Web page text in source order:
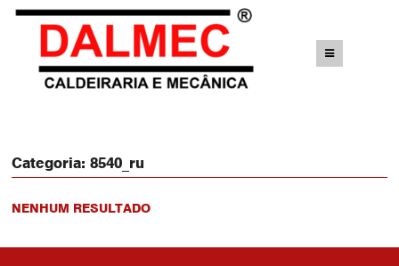
Categoria:8540_ru
NENHUM RESULTADO